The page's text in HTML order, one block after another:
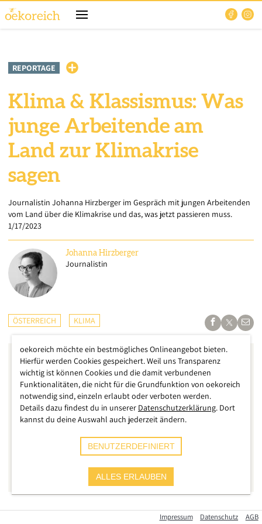
REPORTAGE
Klima & Klassismus: Was
junge Arbeitende am
Land zur Klimakrise
sagen
Journalistin Johanna Hirzberger im Gespräch mit jungen Arbeitenden
vom Land über die Klimakrise und das, was jetzt passieren muss.
1/17/2023
Johanna Hirzberger
Journalistin
ÖSTERREICH KLIMA
Auf Instagram, Twitter und in Medienberichten sprechen
Impressum Datenschutz AGB
oekoreich möchte ein bestmögliches Onlineangebot bieten.
Hierfür werden Cookies gespeichert. Weil uns Transparenz
wichtig ist können Cookies und die damit verbundenen
Funktionalitäten, die nicht für die Grundfunktion von oekoreich
notwendig sind, einzeln erlaubt oder verboten werden.
Details dazu findest du in unserer Datenschutzerklärung. Dort
kannst du deine Auswahl auch jederzeit ändern.
BENUTZERDEFINIERT
ALLES ERLAUBEN